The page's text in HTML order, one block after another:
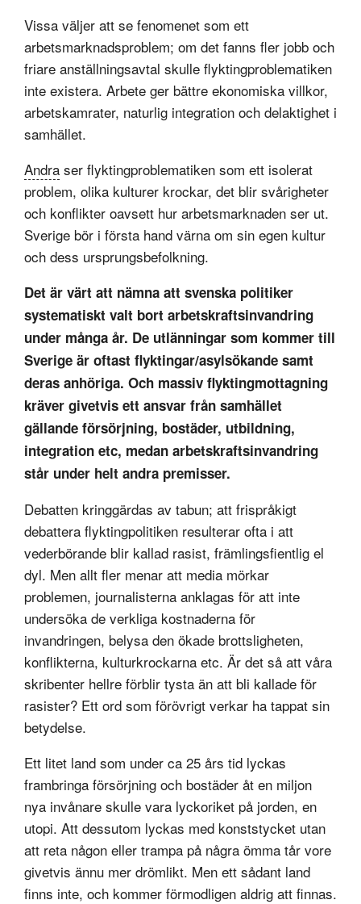
Vissa väljer att se fenomenet som ett
arbetsmarknadsproblem; om det fanns fler jobb och
friare anställningsavtal skulle flyktingproblematiken
inte existera. Arbete ger bättre ekonomiska villkor,
arbetskamrater, naturlig integration och delaktighet i
samhället.
Andra ser flyktingproblematiken som ett isolerat
problem, olika kulturer krockar, det blir svårigheter
och konflikter oavsett hur arbetsmarknaden ser ut.
Sverige bör i första hand värna om sin egen kultur
och dess ursprungsbefolkning.
Det är värt att nämna att svenska politiker
systematiskt valt bort arbetskraftsinvandring
under många år. De utlänningar som kommer till
Sverige är oftast flyktingar/asylsökande samt
deras anhöriga. Och massiv flyktingmottagning
kräver givetvis ett ansvar från samhället
gällande försörjning, bostäder, utbildning,
integration etc, medan arbetskraftsinvandring
står under helt andra premisser.
Debatten kringgärdas av tabun; att frispråkigt
debattera flyktingpolitiken resulterar ofta i att
vederbörande blir kallad rasist, främlingsfientlig el
dyl. Men allt fler menar att media mörkar
problemen, journalisterna anklagas för att inte
undersöka de verkliga kostnaderna för
invandringen, belysa den ökade brottsligheten,
konflikterna, kulturkrockarna etc. Är det så att våra
skribenter hellre förblir tysta än att bli kallade för
rasister? Ett ord som förövrigt verkar ha tappat sin
betydelse.
Ett litet land som under ca 25 års tid lyckas
frambringa försörjning och bostäder åt en miljon
nya invånare skulle vara lyckoriket på jorden, en
utopi. Att dessutom lyckas med konststycket utan
att reta någon eller trampa på några ömma tår vore
givetvis ännu mer drömlikt. Men ett sådant land
finns inte, och kommer förmodligen aldrig att finnas.